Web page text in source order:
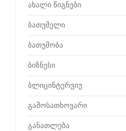
ახალი წიგნები
ბათუმელი
ბათუმობა
ბიზნესი
ბლიცინტერვიუ
გამოსათხოვარი
განათლება